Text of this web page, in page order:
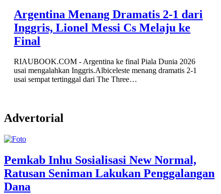
Argentina Menang Dramatis 2-1 dari
Inggris, Lionel Messi Cs Melaju ke
Final
RIAUBOOK.COM - Argentina ke final Piala Dunia 2026
usai mengalahkan Inggris.Albiceleste menang dramatis 2-1
usai sempat tertinggal dari The Three…
Advertorial
Pemkab Inhu Sosialisasi New Normal,
Ratusan Seniman Lakukan Penggalangan
Dana